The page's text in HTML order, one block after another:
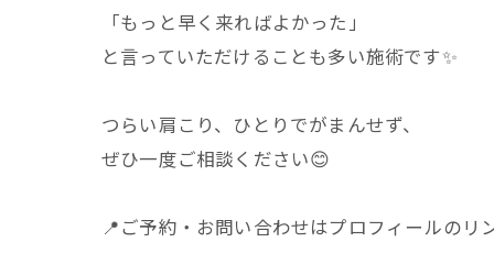
「もっと早く来ればよかった」
と言っていただけることも多い施術です✨
つらい肩こり、ひとりでがまんせず、
ぜひ一度ご相談ください😊
📍ご予約・お問い合わせはプロフィールのリ